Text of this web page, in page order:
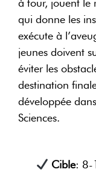
à tour, jouent le
qui donne les
exécute à
jeunes doivent
éviter les
destination
développée
Sciences.
Cible: 8-